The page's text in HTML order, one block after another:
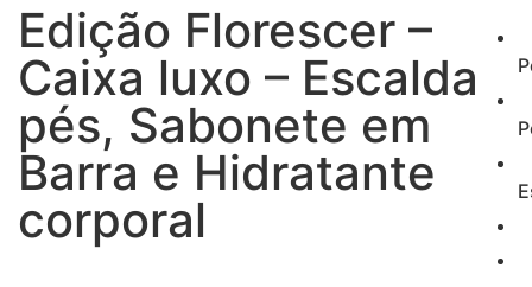
Edição Florescer –
Caixa luxo – Escalda
pés, Sabonete em
Barra e Hidratante
corporal